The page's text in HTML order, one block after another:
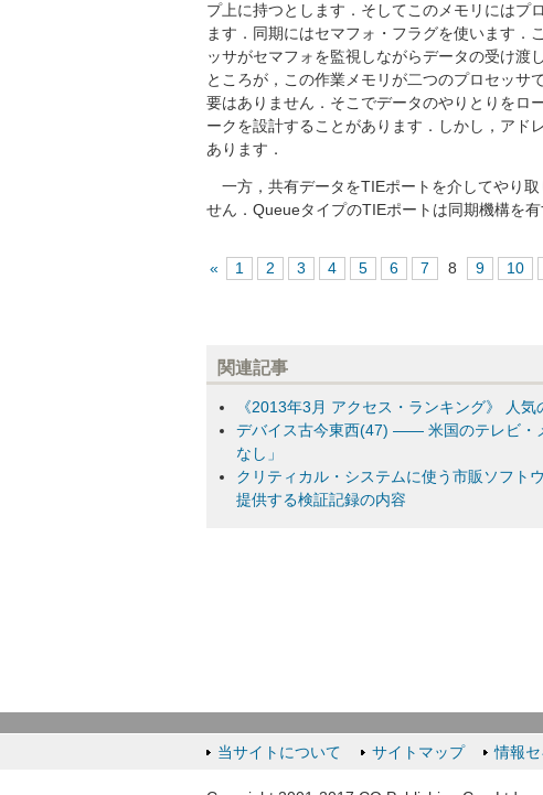
プ上に持つとします．そしてこのメモリにはプ
ます．同期にはセマフォ・フラグを使います．
ッサがセマフォを監視しながらデータの受け渡
ところが，この作業メモリが二つのプロセッサ
要はありません．そこでデータのやりとりをロ
ークを設計することがあります．しかし，アド
あります．
一方，共有データをTIEポートを介してやり
せん．QueueタイプのTIEポートは同期機構を
« 1 2 3 4 5 6 7 8 9 10
関連記事
《2013年3月 アクセス・ランキング》 人気
デバイス古今東西(47) ―― 米国のテレビ・
なし」
クリティカル・システムに使う市販ソフ
提供する検証記録の内容
当サイトについて サイトマップ 情報